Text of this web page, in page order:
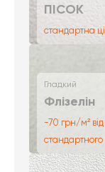
ПІСОК
стандартна
Гладкий
Флізелін
-70 грн/м² від
стандартного